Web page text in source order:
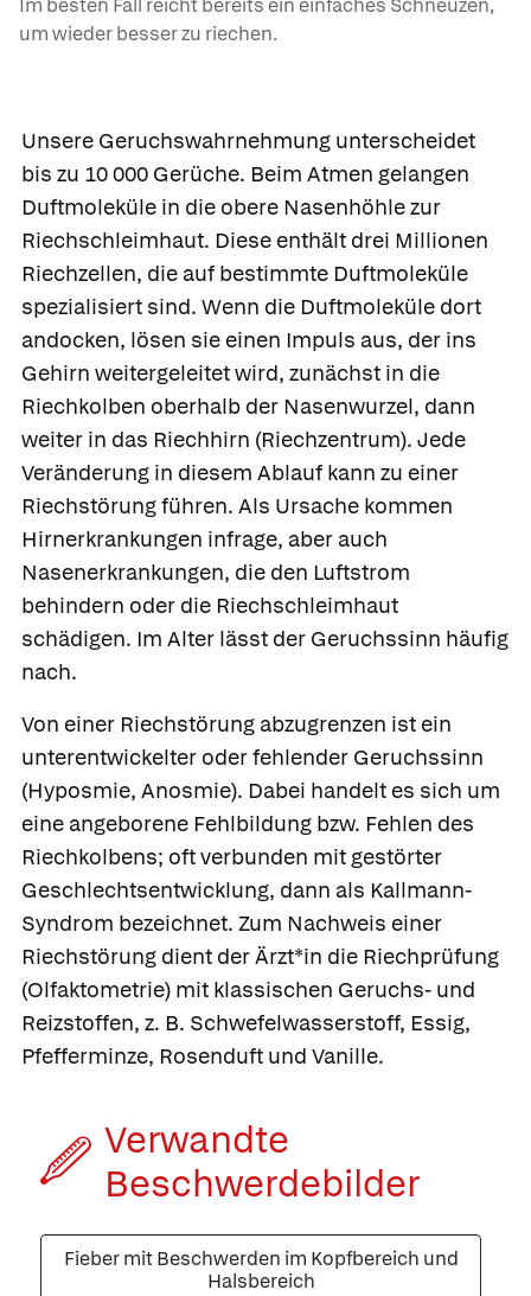
um wieder besser zu riechen.
Unsere Geruchswahrnehmung unterscheidet
bis zu 10 000 Gerüche. Beim Atmen gelangen
Duftmoleküle in die obere Nasenhöhle zur
Riechschleimhaut. Diese enthält drei Millionen
Riechzellen, die auf bestimmte Duftmoleküle
spezialisiert sind. Wenn die Duftmoleküle dort
andocken, lösen sie einen Impuls aus, der ins
Gehirn weitergeleitet wird, zunächst in die
Riechkolben oberhalb der Nasenwurzel, dann
weiter in das Riechhirn (Riechzentrum). Jede
Veränderung in diesem Ablauf kann zu einer
Riechstörungführen. Als Ursache kommen
Hirnerkrankungen infrage, aber auch
Nasenerkrankungen, die den Luftstrom
behindern oder die Riechschleimhaut
schädigen. Im Alter lässt der Geruchssinn häufig
nach.
Von einer Riechstörung abzugrenzen ist ein
unterentwickelter oderfehlender Geruchssinn
(Hyposmie, Anosmie). Dabei handelt es sich um
eine angeborene Fehlbildung bzw. Fehlen des
Riechkolbens; oft verbunden mit gestörter
Geschlechtsentwicklung, dann als Kallmann-
Syndrom bezeichnet. Zum Nachweis einer
Riechstörung dient der Ärzt*in die Riechprüfung
(Olfaktometrie) mit klassischen Geruchs- und
Reizstoffen, z. B. Schwefelwasserstoff, Essig,
Pfefferminze, Rosenduft und Vanille.
Verwandte
Beschwerde­bilder
Fieber mit Beschwerden im Kopfbereich und
Halsbereich